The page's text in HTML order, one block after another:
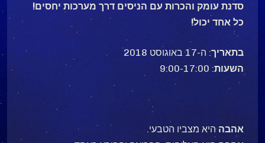
סדנת עומק והכרות עם הניסים דרך מערכות יחסים!
כל אחד יכול!
בתאריך: ה-17 באוגוסט 2018
השעות: 9:00-17:00
אהבההיא מצביו הטבעי.